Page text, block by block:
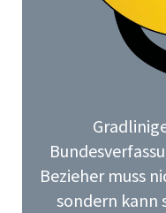
Bezieher muss
sondern kann